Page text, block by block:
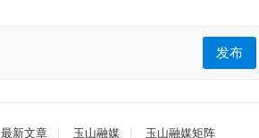
发布
最新文章 玉山融媒 玉山融媒矩阵